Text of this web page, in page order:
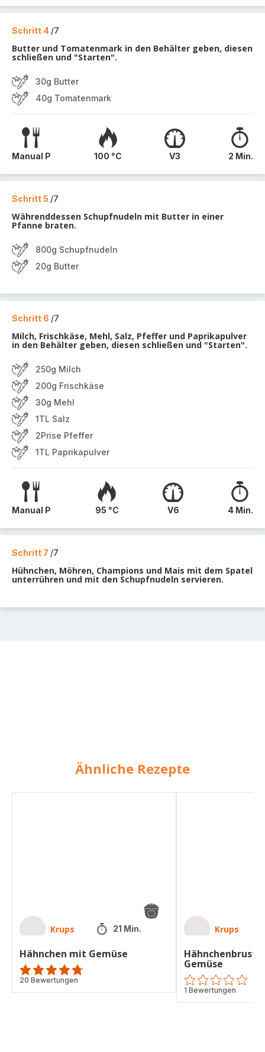
Schritt 4 /7
Butter und Tomatenmark in den Behälter geben, diesen
schließen und "Starten".
30g Butter
40g Tomatenmark
Manual P 100 °C V3 2 Min.
Schritt 5 /7
Währenddessen Schupfnudeln mit Butter in einer
Pfanne braten.
800g Schupfnudeln
20g Butter
Schritt 6 /7
Milch, Frischkäse, Mehl, Salz, Pfeffer und Paprikapulver
in den Behälter geben, diesen schließen und "Starten".
250g Milch
200g Frischkäse
30g Mehl
1TL Salz
2Prise Pfeffer
1TL Paprikapulver
Manual P 95 °C V6 4 Min.
Schritt 7 /7
Hühnchen, Möhren, Champions und Mais mit dem Spatel
unterrühren und mit den Schupfnudeln servieren.
Ähnliche Rezepte
Krups 21 Min.
Hähnchen mit Gemüse
ratings.4.7
20 Bewertungen
Krups
Hähnchenbrust-
Gemüse
ratings.0
1 Bewertungen